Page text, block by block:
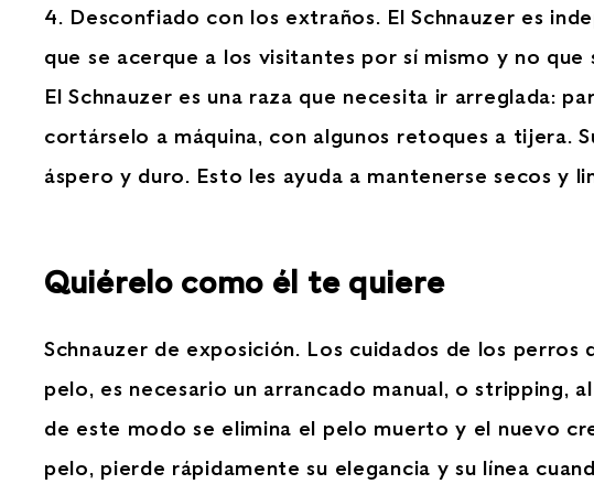
4. Desconfiado con los extraños. El Schnauzer es
que se acerque a los visitantes por sí mismo y no
El Schnauzer es una raza que necesita ir arreglada:
cortárselo a máquina, con algunos retoques a tijera.
áspero y duro. Esto les ayuda a mantenerse secos y
Quiérelo como él te quiere
Schnauzer de exposición. Los cuidados de los
pelo, es necesario un arrancado manual, o stripping,
de este modo se elimina el pelo muerto y el nuevo
pelo, pierde rápidamente su elegancia y su línea